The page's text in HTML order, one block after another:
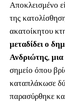
Αποκλεισμένο
της
ακατοίκητου
μεταδίδει ο
Ανδριώτης,
σημείο όπου
καταπλάκωσε
παρασύρθηκε